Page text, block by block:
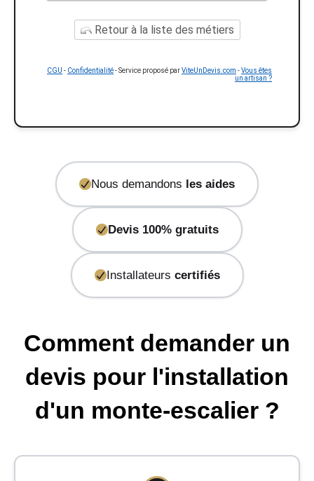
Retour à la liste des métiers
CGU - Confidentialité- Service proposé parViteUnDevis.com -Vous êtes
un artisan ?
Nous demandons les aides
Devis 100% gratuits
Installateurs certifiés
Comment demander un
devis pour l'installation
d'un monte-escalier ?